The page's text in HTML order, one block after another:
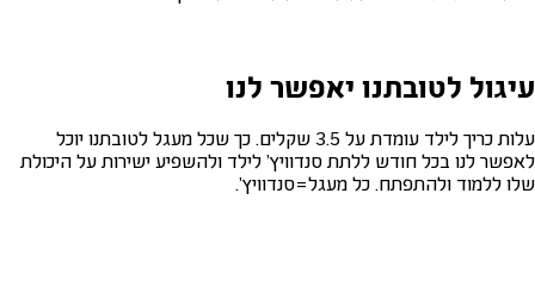
עיגול לטובתנו יאפשר לנו
עלות כריך לילד עומדת על 3.5 שקלים. כך שכל מעגל לטובתנו יוכל
לאפשר לנו בכל חודש ללתת סנדוויץ' לילד ולהשפיע ישירות על היכולת
שלו ללמוד ולהתפתח. כל מעגל=סנדוויץ'.